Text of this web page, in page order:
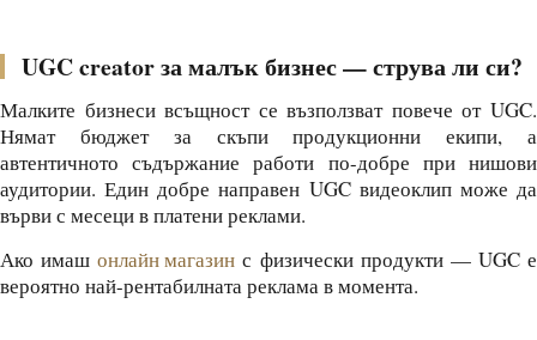
UGC creator за малък бизнес — струва ли си?
Малките бизнеси всъщност се възползват повече от UGC.
Нямат бюджет за скъпи продукционни екипи, а
автентичното съдържание работи по-добре при нишови
аудитории. Един добре направен UGC видеоклип може да
върви с месеци в платени реклами.
Ако имашонлайн магазин с физически продукти — UGC е
вероятно най-рентабилната реклама в момента.